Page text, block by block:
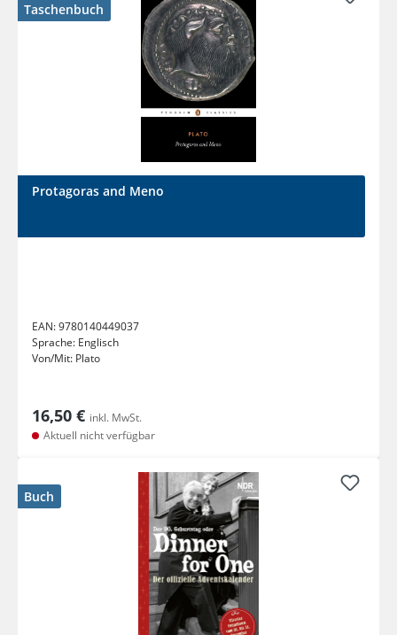
Taschenbuch
Protagoras and Meno
EAN:9780140449037
Sprache: Englisch
Von/Mit: Plato
16,50 € inkl. MwSt.
Aktuell nicht verfügbar
Buch